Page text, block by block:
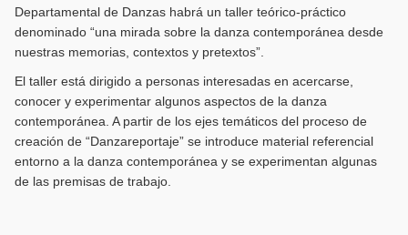
Departamental de Danzas habrá un taller teórico-práctico
denominado “una mirada sobre la danza contemporánea desde
nuestras memorias, contextos y pretextos”.
El taller está dirigido a personas interesadas en acercarse,
conocer y experimentar algunos aspectos de la danza
contemporánea. A partir de los ejes temáticos del proceso de
creación de “Danzareportaje” se introduce material referencial
entorno a la danza contemporánea y se experimentan algunas
de las premisas de trabajo.